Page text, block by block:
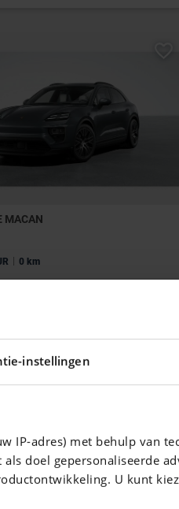
instellingen
IP-adres) met behulp van
doel gepersonaliseerde
U kunt
MACAN
| 0 km
GOLF